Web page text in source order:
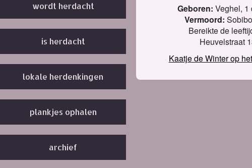
wordt herdacht
is herdacht
lokale herdenkingen
plankjes ophalen
archief
Geboren: Veghel, 1
Vermoord:
Bereikte de
Heuvelstraat
Kaatje de Winter op